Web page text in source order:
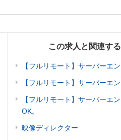
この求人と関連す
【フルリモート】サーバーエ
【フルリモート】サーバーエ
【フルリモート】サーバーエ
OK。
映像ディレクター